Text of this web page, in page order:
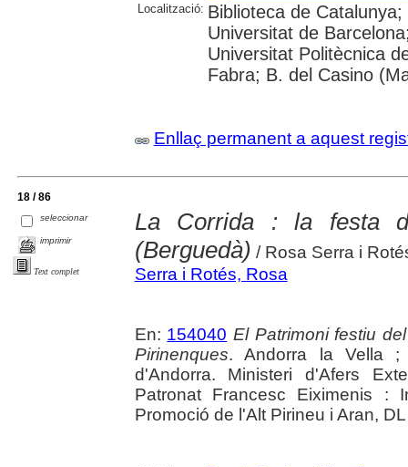
Localització: Biblioteca de
Universitat de
Universitat Politècnica
Fabra; B. del Casino
Enllaç permanent a aquest
18 / 86
seleccionar
imprimir
Text complet
La Corrida : la festa
(Berguedà) / Rosa Serra i
Serra i Rotés, Rosa
En: 154040 El Patrimoni festiu
Pirinenques. Andorra la Vella
d'Andorra. Ministeri d'Afers
Patronat Francesc Eiximenis :
Promoció de l'Alt Pirineu i Aran,